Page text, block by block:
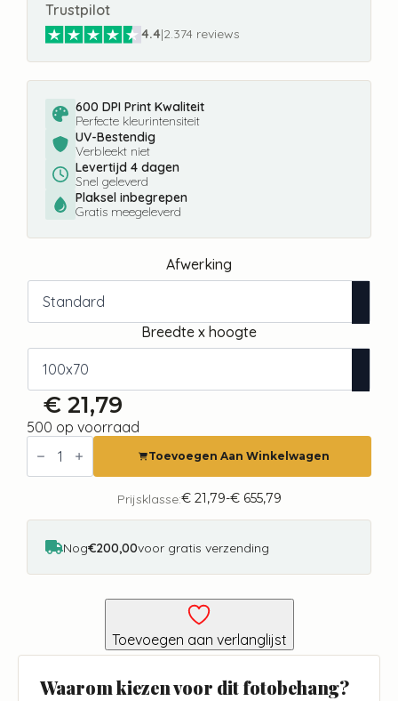
Trustpilot
4.4|2.374 reviews
600 DPI Print Kwaliteit
Perfecte kleurintensiteit
UV-Bestendig
Verbleekt niet
Levertijd 4 dagen
Snel geleverd
Plaksel inbegrepen
Gratis meegeleverd
Afwerking
Breedte x hoogte
€ 21,79
500 op voorraad
Fotobehang
Abstract
Toevoegen Aan Winkelwagen
Prijsklasse:€21,79-€655,79
Prijsklasse:
€ 21,79
€ 655,79
Nog€200,00voor gratis verzending
Toevoegen aan verlanglijst
Waarom kiezen voor dit fotobehang?